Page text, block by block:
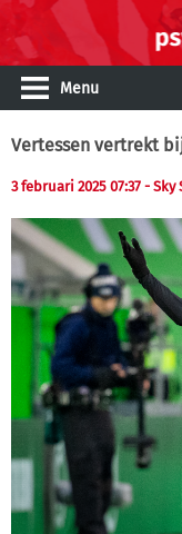
Menu
Vertessen vertrekt
3 februari 2025 07:37 -